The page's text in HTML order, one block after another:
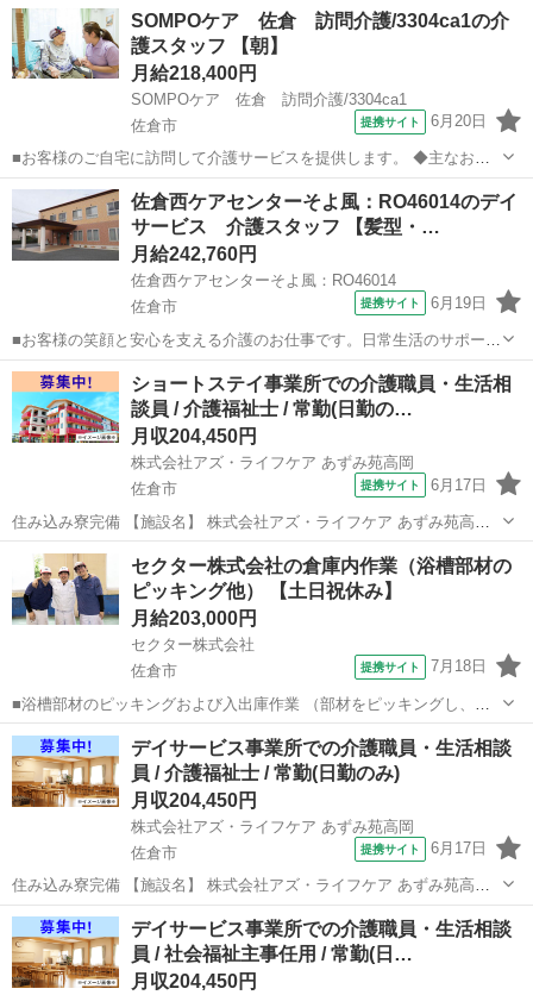
SOMPOケア 佐倉 訪問介護/3304ca1の介
護スタッフ 【朝】
月給218,400円
SOMPOケア 佐倉 訪問介護/3304ca1
佐倉市
提携サイト 6月20日
■お客様のご自宅に訪問して介護サービスを提供します。 ◆主なお仕
事： 【身体介護】食事、入浴、排泄介助 など 【生活援助】掃除、洗
濯、買い物、調理 など お一人おひとりの生活に合わせてサービス提供
できるため、 ...
千葉 佐倉市 ホームヘルパー
佐倉西ケアセンターそよ風：RO46014のデイ
サービス 介護スタッフ 【髪型・…
月給242,760円
佐倉西ケアセンターそよ風：RO46014
佐倉市
提携サイト 6月19日
■お客様の笑顔と安心を支える介護のお仕事です。日常生活のサポート
や身体介助（食事・入浴・排せつ・移乗など）をはじめ、レクリエー
ションの企画・実施、ご利用報告などの書類作成、送迎業務など幅広
い業務を担当。チームで協力しながら、...
千葉 佐倉市 調理師
ショートステイ事業所での介護職員・生活相
談員 / 介護福祉士 / 常勤(日勤の…
月収204,450円
株式会社アズ・ライフケア あずみ苑高岡
佐倉市
提携サイト 6月17日
住み込み寮完備 【施設名】 株式会社アズ・ライフケア あずみ苑高岡
【勤務地】 千葉県 佐倉市 【アクセス】 佐倉駅から徒歩16分 佐倉駅/
京成佐倉駅/大佐倉駅 【雇用形態】常勤(日勤のみ) 【募集職種】介護職
員・...
千葉 佐倉市 介護福祉士
セクター株式会社の倉庫内作業（浴槽部材の
ピッキング他） 【土日祝休み】
月給203,000円
セクター株式会社
佐倉市
提携サイト 7月18日
■浴槽部材のピッキングおよび入出庫作業 （部材をピッキングし、指
定された台車に積みつけるまでの作業他） ※部材の大小は様々です
が、重い物はほとんどありません。長い物・大きい物は2～3人で協力
して運びますので安心ですよ♪ （...
千葉 佐倉市 倉庫管理
デイサービス事業所での介護職員・生活相談
員 / 介護福祉士 / 常勤(日勤のみ)
月収204,450円
株式会社アズ・ライフケア あずみ苑高岡
佐倉市
提携サイト 6月17日
住み込み寮完備 【施設名】 株式会社アズ・ライフケア あずみ苑高岡
【勤務地】 千葉県 佐倉市 【アクセス】 佐倉駅から徒歩16分 佐倉駅/
京成佐倉駅/大佐倉駅 【雇用形態】常勤(日勤のみ) 【募集職種】介護職
員・...
千葉 佐倉市 介護福祉士
デイサービス事業所での介護職員・生活相談
員 / 社会福祉主事任用 / 常勤(日…
月収204,450円